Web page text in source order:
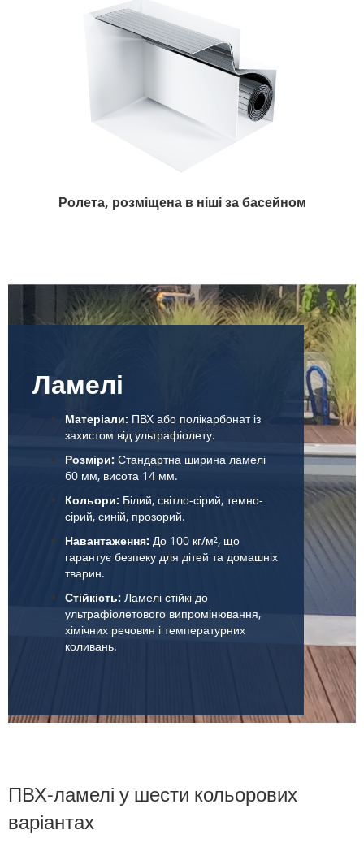
Ролета, розміщена в ніші за басейном
Ламелі
Матеріали: ПВХ або полікарбонат із
захистом від ультрафіолету.
Розміри: Стандартна ширина ламелі
60 мм, висота 14 мм.
Кольори: Білий, світло-сірий, темно-
сірий, синій, прозорий.
Навантаження: До 100 кг/м², що
гарантує безпеку для дітей та домашніх
тварин.
Стійкість: Ламелі стійкі до
ультрафіолетового випромінювання,
хімічних речовин і температурних
коливань.
ПВХ-ламелі у шести кольорових
варіантах